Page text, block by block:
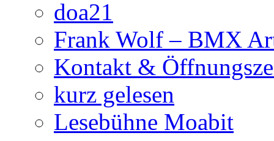
doa21
Frank Wolf – BMX
Kontakt &
kurz gelesen
Lesebühne Moabit